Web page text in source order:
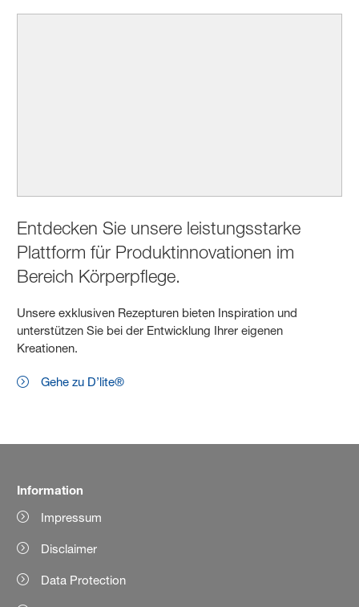
Entdecken Sie unsere leistungsstarke
Plattform für Produktinnovationen im
Bereich Körperpflege.
Unsere exklusiven Rezepturen bieten Inspiration und
unterstützen Sie bei der Entwicklung Ihrer eigenen
Kreationen.
Gehe zu D’lite®
Information
Impressum
Disclaimer
Data Protection